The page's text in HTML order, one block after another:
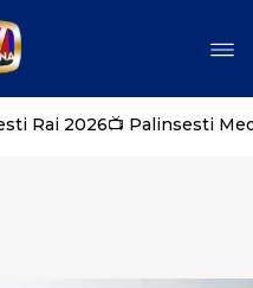
Rai 2026📺 Palinsesti